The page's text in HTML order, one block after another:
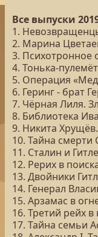
Все выпуски
1.
2. Марина
3. Психотронное
4. Тонька-
5. Операция
6. Геринг - брат
7. Чёрная Лиля.
8. Библиотека
9. Никита
10. Тайна
11. Сталин и
12. Рерих в
13. Двойники
14. Генерал
15. Арзамас в
16. Третий рейх
17. Тайна семьи